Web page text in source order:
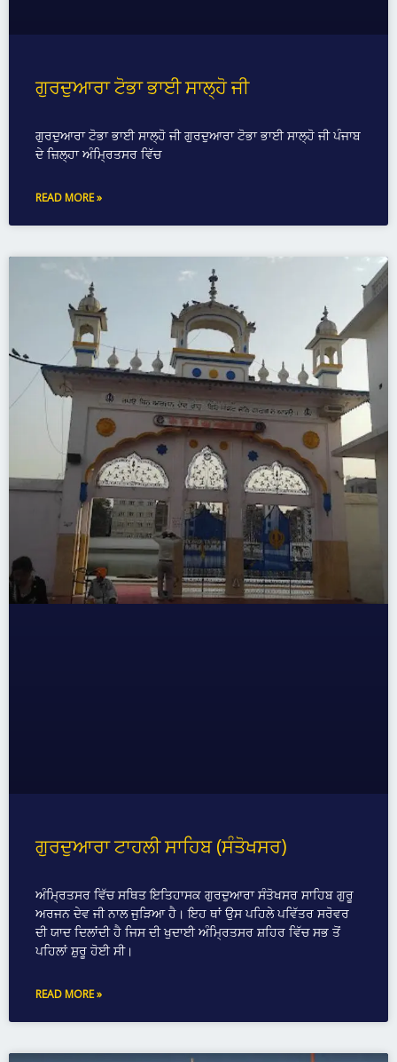
ਗੁਰਦੁਆਰਾ ਟੋਭਾ ਭਾਈ ਸਾਲ੍ਹੋ ਜੀ
ਗੁਰਦੁਆਰਾ ਟੋਭਾ ਭਾਈ ਸਾਲ੍ਹੋ ਜੀ ਗੁਰਦੁਆਰਾ ਟੋਭਾ ਭਾਈ ਸਾਲ੍ਹੋ ਜੀ ਪੰਜਾਬ
ਦੇ ਜ਼ਿਲ੍ਹਾ ਅੰਮ੍ਰਿਤਸਰ ਵਿੱਚ
READ MORE »
ਗੁਰਦੁਆਰਾ ਟਾਹਲੀ ਸਾਹਿਬ (ਸੰਤੋਖਸਰ)
ਅੰਮ੍ਰਿਤਸਰ ਵਿੱਚ ਸਥਿਤ ਇਤਿਹਾਸਕ ਗੁਰਦੁਆਰਾ ਸੰਤੋਖਸਰ ਸਾਹਿਬ ਗੁਰੂ
ਅਰਜਨ ਦੇਵ ਜੀ ਨਾਲ ਜੁੜਿਆ ਹੈ। ਇਹ ਥਾਂ ਉਸ ਪਹਿਲੇ ਪਵਿੱਤਰ ਸਰੋਵਰ
ਦੀ ਯਾਦ ਦਿਲਾਂਦੀ ਹੈ ਜਿਸ ਦੀ ਖੁਦਾਈ ਅੰਮ੍ਰਿਤਸਰ ਸ਼ਹਿਰ ਵਿੱਚ ਸਭ ਤੋਂ
ਪਹਿਲਾਂ ਸ਼ੁਰੂ ਹੋਈ ਸੀ।
READ MORE »